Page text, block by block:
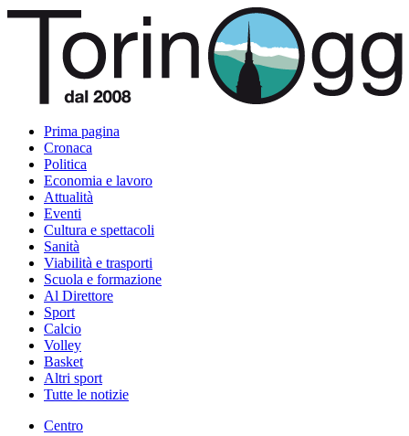
Prima pagina
Cronaca
Politica
Economia e lavoro
Attualità
Eventi
Cultura e spettacoli
Sanità
Viabilità e trasporti
Scuola e formazione
Al Direttore
Sport
Calcio
Volley
Basket
Altri sport
Tutte le notizie
Centro